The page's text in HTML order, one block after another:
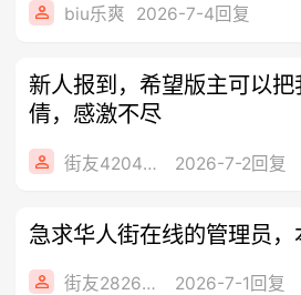
biu乐爽 2026-7-4回复
新人报到，希望版主可以
倩，感激不尽
街友42044766 2026-7-2回复
急求华人街在线的管理员
街友28264406 2026-7-1回复